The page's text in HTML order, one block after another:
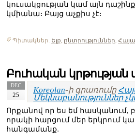
կուսակցության կամ այն
կմիանա։ Բայց աչքիս չէ։
Պիտակներ. Ելք ընտրություններ
Բուհական կրթության
DEC
25
Koreolan-ի գրառումը
Մեկնաբանություններ
Որքանով որ ես եմ հասկանում,
որակի հարցում մեր երկրում
հանգամանք.